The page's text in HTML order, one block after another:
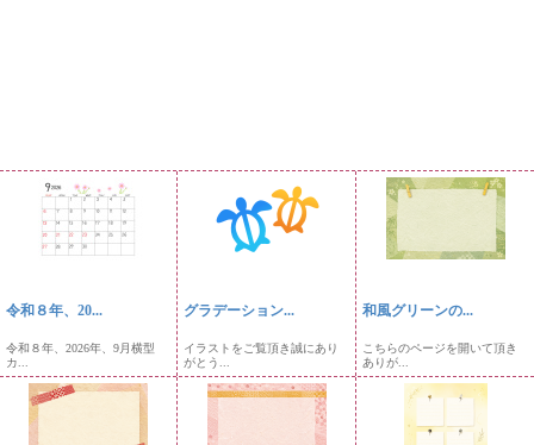
令和８年、20...
令和８年、2026年、9月横型
カ...
グラデーション...
イラストをご覧頂き誠にあり
がとう...
和風グリーンの...
こちらのページを開いて頂き
ありが...